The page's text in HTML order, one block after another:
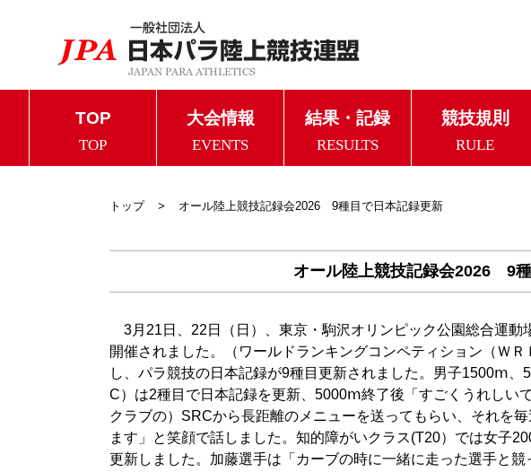
TOP
TOP
大会情報
EVENTS
結果・記録
RESULTS
競技規則
RULE
トップ オール陸上競技記録会2026 9種目で日本記録更新
オール陸上競技記録会2026 9
3月21日、22日（日）、東京・駒沢オリンピック公園総合運動
開催されました。（ワールドランキングコンペティション（Ｗ
し、パラ競技の日本記録が9種目更新されました。男子1500ⅿ
C）は2種目で日本記録を更新、5000ⅿ終了後「すごくうれしい
クラブの）SRCから長距離のメニューを送ってもらい、それを
ます」と笑顔で話しました。知的障がいクラス(T20）では女子
更新しました。加藤選手は「カーブの時に一緒に走った選手と